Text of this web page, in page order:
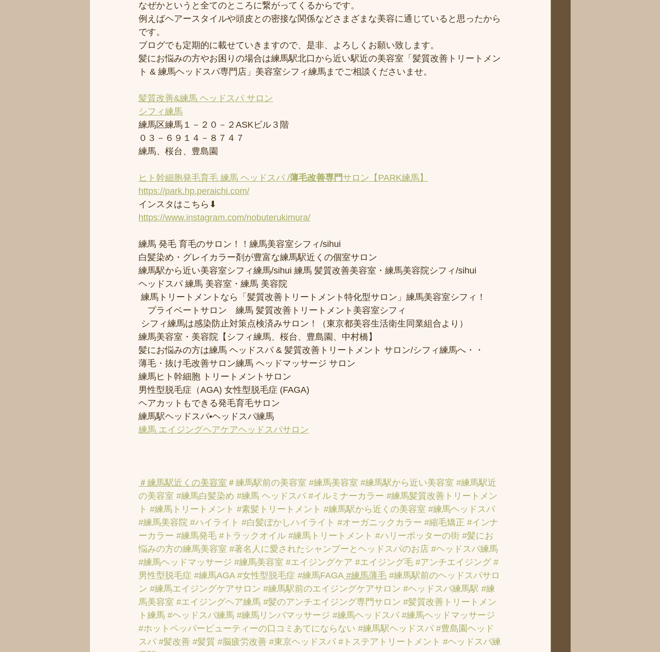
なぜかというと全てのところに繋がってくるからです。
例えばヘアースタイルや頭皮との密接な関係などさまざまな美容に通じていると思ったから
です。
ブログでも定期的に載せていきますので、是非、よろしくお願い致します。
髪にお悩みの方やお困りの場合は練馬駅北口から近い駅近の美容室「髪質改善トリートメン
ト & 練馬ヘッドスパ専門店」美容室シフィ練馬までご相談くださいませ。
髪質改善&練馬 ヘッドスパ サロン
シフィ練馬
練馬区練馬１－２０－２ASKビル３階
０３－６９１４－８７４７
練馬、桜台、豊島園
ヒト幹細胞発毛育毛 練馬 ヘッドスパ /薄毛改善専門 サロン【PARK練馬】
https://park.hp.peraichi.com/
インスタはこちら⬇︎
https://www.instagram.com/nobuterukimura/
練馬 発毛 育毛のサロン！！練馬美容室シフィ/sihui
白髪染め・グレイカラー剤が豊富な練馬駅近くの個室サロン
練馬駅から近い美容室シフィ練馬/sihui 練馬 髪質改善美容室・練馬美容院シフィ/sihui
ヘッドスパ 練馬 美容室・練馬 美容院
練馬トリートメントなら「髪質改善トリートメント特化型サロン」練馬美容室シフィ！
プライベートサロン　練馬 髪質改善トリートメント美容室シフィ
シフィ練馬は感染防止対策点検済みサロン！（東京都美容生活衛生同業組合より）
練馬美容室・美容院【シフィ練馬、桜台、豊島園、中村橋】
髪にお悩みの方は練馬 ヘッドスパ & 髪質改善トリートメント サロン/シフィ練馬へ・・
薄毛・抜け毛改善サロン練馬 ヘッドマッサージ サロン
練馬ヒト幹細胞 トリートメントサロン
男性型脱毛症（AGA) 女性型脱毛症 (FAGA)
ヘアカットもできる発毛育毛サロン
練馬駅ヘッドスパ•ヘッドスパ練馬
練馬 エイジングヘアケアヘッドスパサロン
＃練馬駅近くの美容室 ＃練馬駅前の美容室 #練馬美容室 #練馬駅から近い美容室 #練馬駅近
の美容室 #練馬白髪染め #練馬 ヘッドスパ #イルミナーカラー #練馬髪質改善トリートメン
ト #練馬トリートメント #素髪トリートメント #練馬駅から近くの美容室 #練馬ヘッドスパ
#練馬美容院 #ハイライト #白髪ぼかしハイライト #オーガニックカラー #縮毛矯正 #インナ
ーカラー #練馬発毛 #トラックオイル #練馬トリートメント #ハリーポッターの街 #髪にお
悩みの方の練馬美容室 #著名人に愛されたシャンプーとヘッドスパのお店 #ヘッドスパ練馬
#練馬ヘッドマッサージ #練馬美容室 #エイジングケア #エイジング毛 #アンチエイジング #
男性型脱毛症 #練馬AGA #女性型脱毛症 #練馬FAGA #練馬薄毛 #練馬駅前のヘッドスパサロ
ン #練馬エイジングケアサロン #練馬駅前のエイジングケアサロン #ヘッドスパ練馬駅 #練
馬美容室 #エイジングヘア練馬 #髪のアンチエイジング専門サロン #髪質改善トリートメン
ト練馬 #ヘッドスパ練馬 #練馬リンパマッサージ #練馬ヘッドスパ #練馬ヘッドマッサージ
#ホットペッパービューティーの口コミあてにならない #練馬駅ヘッドスパ #豊島園ヘッド
スパ #髪改善 #髪質 #脳疲労改善 #東京ヘッドスパ #トステアトリートメント #ヘッドスパ練